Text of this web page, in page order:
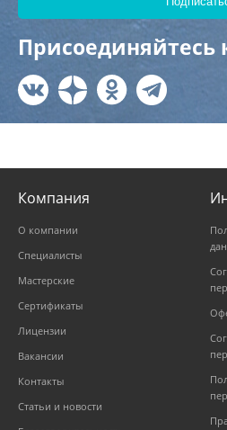
Присоединяйтесь
Компания
О компании
Специалисты
Мастерские
Сертификаты
Лицензии
Вакансии
Контакты
Статьи и новости